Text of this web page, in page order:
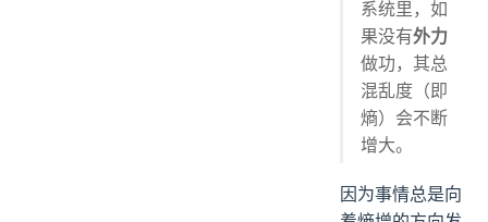
系统里，如
果没有外力
做功，其总
混乱度（即
熵）会不断
增大。
因为事情总是向